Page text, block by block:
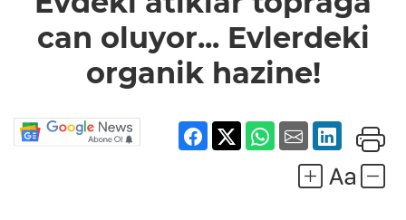
oluyor...
organik
hazine!
can oluyor... Evlerdeki
organik hazine!